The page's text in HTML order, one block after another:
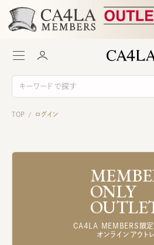
TOP / ログイン
ONLY
CA4LA MEMBERS限定
オンラインアウトレ